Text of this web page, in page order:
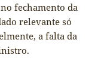
fechamento da
relevante só
a falta da